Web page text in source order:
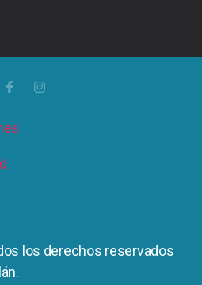
los derechos reservados